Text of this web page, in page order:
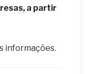
a partir
informações.